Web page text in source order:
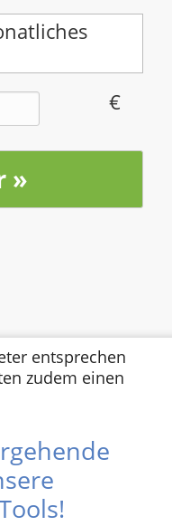
entsprechen
zudem einen